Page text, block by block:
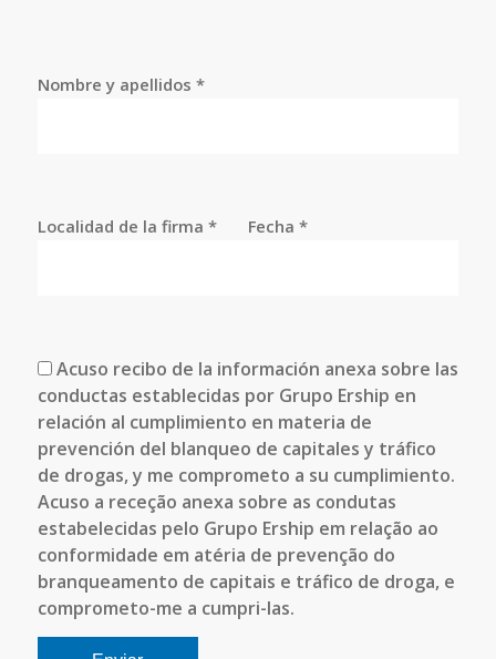
Nombre y apellidos *
Localidad de la firma * Fecha *
Acuso recibo de la información anexa sobre las
conductas establecidas por Grupo Ership en
relación al cumplimiento en materia de
prevención del blanqueo de capitales y tráfico
de drogas, y me comprometo a su cumplimiento.
Acuso a receção anexa sobre as condutas
estabelecidas pelo Grupo Ership em relação ao
conformidade em atéria de prevenção do
branqueamento de capitais e tráfico de droga, e
comprometo-me a cumpri-las.